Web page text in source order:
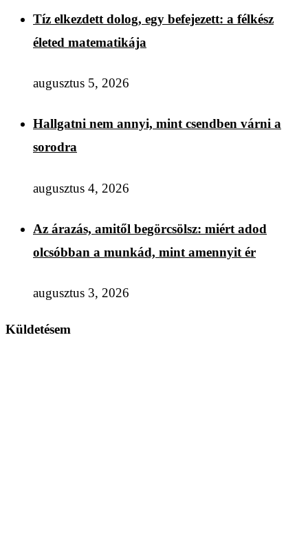
Tíz elkezdett dolog, egy befejezett: a félkész
életed matematikája
augusztus 5, 2026
Hallgatni nem annyi, mint csendben várni a
sorodra
augusztus 4, 2026
Az árazás, amitől begörcsölsz: miért adod
olcsóbban a munkád, mint amennyit ér
augusztus 3, 2026
Küldetésem